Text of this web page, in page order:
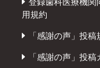
用規約
「感謝の声」投稿
「感謝の声」投